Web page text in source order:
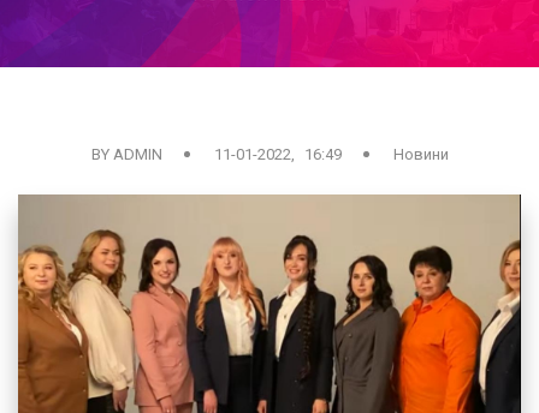
BY ADMIN 11-01-2022, 16:49 Новини